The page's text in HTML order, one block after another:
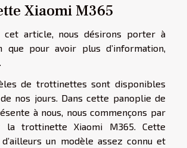
Xiaomi M365
cet article, nous désirons porter à
que pour avoir plus d’information,
de trottinettes sont disponibles
nos jours. Dans cette panoplie de
à nous, nous commençons par
la trottinette Xiaomi M365. Cette
un modèle assez connu et